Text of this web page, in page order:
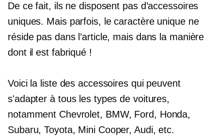
De ce fait, ils ne disposent pas d’accessoires
uniques. Mais parfois, le caractère unique ne
réside pas dans l’article, mais dans la manière
dont il est fabriqué !
Voici la liste des accessoires qui peuvent
s'adapter à tous les types de voitures,
notamment Chevrolet, BMW, Ford, Honda,
Subaru, Toyota, Mini Cooper, Audi, etc.